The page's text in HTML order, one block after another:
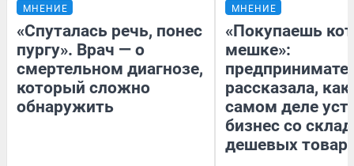
МНЕНИЕ
«Спуталась речь, понес
пургу». Врач — о
смертельном диагнозе,
который сложно
обнаружить
МНЕНИЕ
«Покупаешь
мешке»:
рассказала, как
самом деле
бизнес со
дешевых